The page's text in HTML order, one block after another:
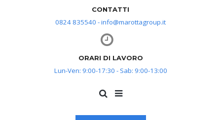
CONTATTI
0824 835540 - info@marottagroup.it
ORARI DI LAVORO
Lun-Ven: 9:00-17:30 - Sab: 9:00-13:00